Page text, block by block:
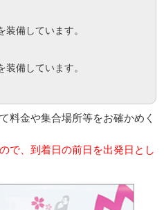
備しています。
装備しています。
料金や集合場所等をお確かめく
で、到着日の前日を出発日とし